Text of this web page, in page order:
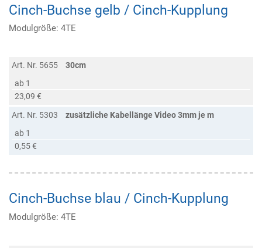
Cinch-Buchse gelb / Cinch-Kupplung
Modulgröße: 4TE
Art. Nr. 5655
30cm
ab 1
23,09 €
Art. Nr. 5303
zusätzliche Kabellänge Video 3mm je m
ab 1
0,55 €
Cinch-Buchse blau / Cinch-Kupplung
Modulgröße: 4TE